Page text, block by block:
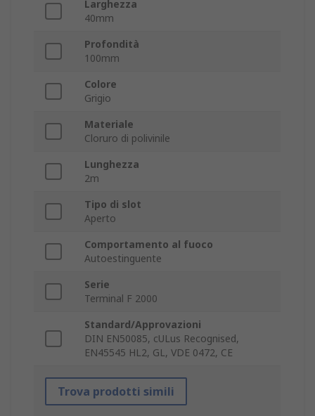
Larghezza
40mm
Profondità
100mm
Colore
Grigio
Materiale
Cloruro di polivinile
Lunghezza
2m
Tipo di slot
Aperto
Comportamento al fuoco
Autoestinguente
Serie
Terminal F 2000
Standard/Approvazioni
DIN EN50085, cULus Recognised,
EN45545 HL2, GL, VDE 0472, CE
Trova prodotti simili